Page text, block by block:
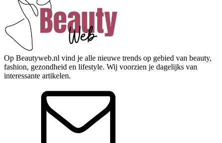
Op Beautyweb.nl vind je alle nieuwe trends op gebied van beauty,
fashion, gezondheid en lifestyle. Wij voorzien je dagelijks van
interessante artikelen.